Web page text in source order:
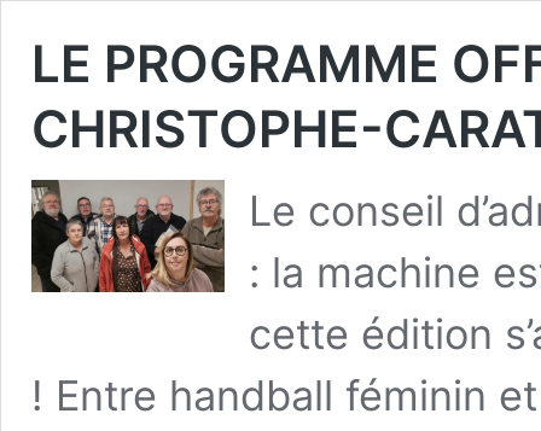
LE PROGRAMME
CHRISTOPHE-
​Le conseil
: la machine
cette édition
! Entre handball féminin